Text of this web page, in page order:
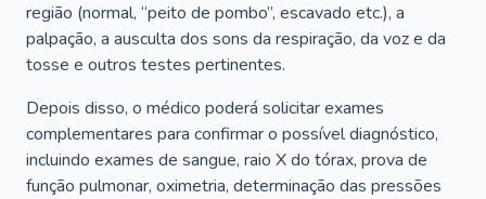
região (normal, “peito de pombo”, escavado etc.), a
palpação, a ausculta dos sons da respiração, da voz e da
tosse e outros testes pertinentes.
Depois disso, o médico poderá solicitar exames
complementares para confirmar o possível diagnóstico,
incluindo exames de sangue, raio X do tórax, prova de
função pulmonar, oximetria, determinação das pressões